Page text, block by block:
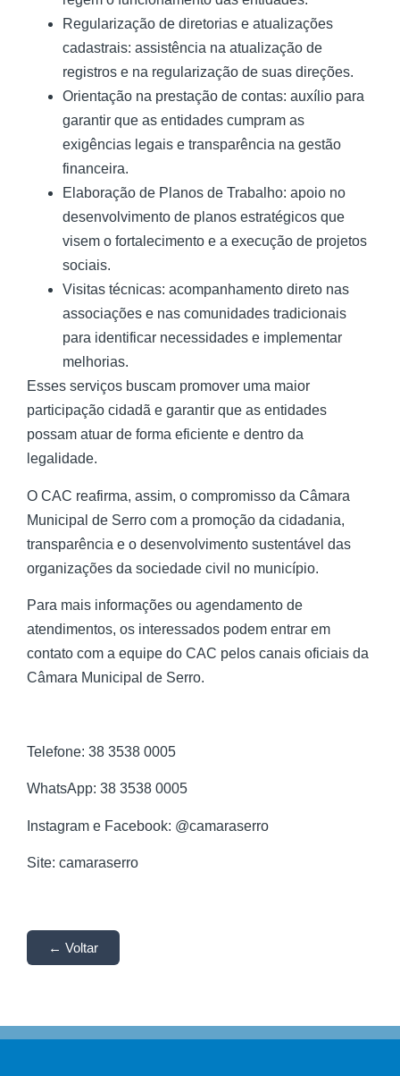
Regularização de diretorias e atualizações
cadastrais: assistência na atualização de
registros e na regularização de suas direções.
Orientação na prestação de contas: auxílio para
garantir que as entidades cumpram as
exigências legais e transparência na gestão
financeira.
Elaboração de Planos de Trabalho: apoio no
desenvolvimento de planos estratégicos que
visem o fortalecimento e a execução de projetos
sociais.
Visitas técnicas: acompanhamento direto nas
associações e nas comunidades tradicionais
para identificar necessidades e implementar
melhorias.
Esses serviços buscam promover uma maior
participação cidadã e garantir que as entidades
possam atuar de forma eficiente e dentro da
legalidade.
O CAC reafirma, assim, o compromisso da Câmara
Municipal de Serro com a promoção da cidadania,
transparência e o desenvolvimento sustentável das
organizações da sociedade civil no município.
Para mais informações ou agendamento de
atendimentos, os interessados podem entrar em
contato com a equipe do CAC pelos canais oficiais da
Câmara Municipal de Serro.
Telefone: 38 3538 0005
WhatsApp: 38 3538 0005
Instagram e Facebook: @camaraserro
Site: camaraserro
← Voltar